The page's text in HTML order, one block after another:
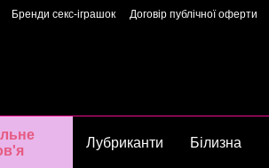
Бренди секс-іграшок Договір публічної оферти
Лубриканти Білизна